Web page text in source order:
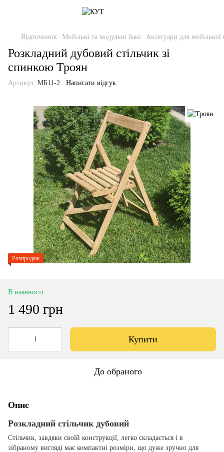
Відпочинок Мобільні та модульні бані Аксесуари для мобільної
Розкладний дубовий стільчик зі
спинкою Троян
Артикул: МБ11-2 Написати відгук
Розпродаж
В наявності
1 490 грн
Купити
До обраного
Опис
Розкладний стільчик дубовий
Стільчик, завдяки своїй конструкції, легко складається і в
зібраному вигляді має компактні розміри, що дуже зручно для